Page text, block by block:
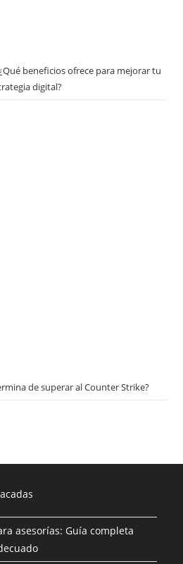
beneficios ofrece para mejorar tu
digital?
de superar al Counter Strike?
asesorías: Guía completa